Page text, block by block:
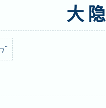
大隐
ˇ